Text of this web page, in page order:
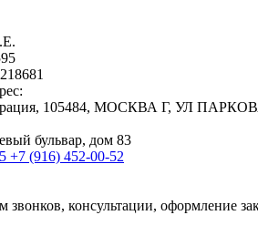
105484, МОСКВА Г, УЛ
бульвар, дом 83
+7 (916) 452-00-52
звонков, консультации, оформление